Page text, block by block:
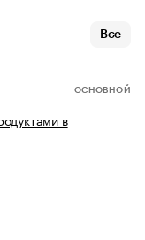
Все
ОСНОВНОЙ
в